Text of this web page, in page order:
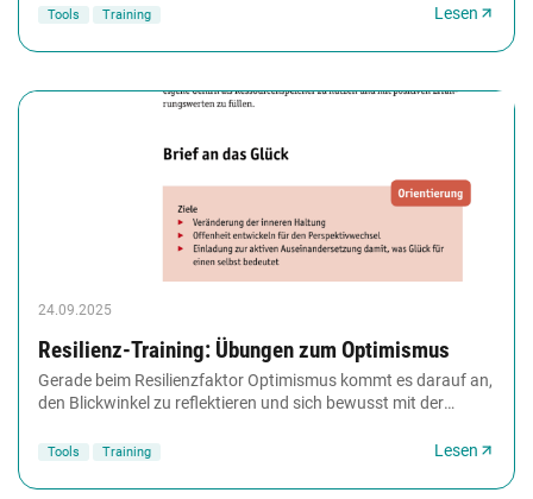
Sie...
Tools Training Lesen
24.09.2025
Resilienz-Training: Übungen zum Optimismus
Gerade beim Resilienzfaktor Optimismus kommt es darauf an,
den Blickwinkel zu reflektieren und sich bewusst mit der
Tools Training Lesen